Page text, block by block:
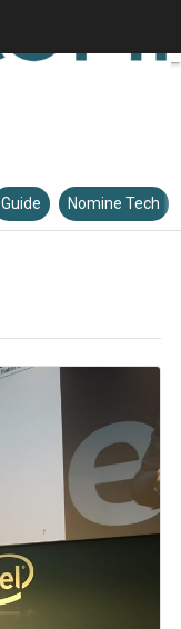
Guide Nomine Tech